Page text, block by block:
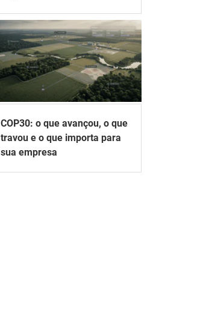
COP30: o que avançou, o que
travou e o que importa para
sua empresa